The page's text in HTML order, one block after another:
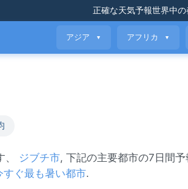
正確な天気予報世界中
アジア ▼ アフリカ ▼
、 ジブチ市, 下記の主要都市の7日間
すぐ最も暑い都市.